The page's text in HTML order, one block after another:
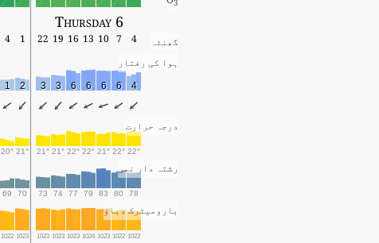
3
Thursday 6
گھنٹہ 4
7
10
13
16
19
22
1
4
ہوا کی رفتار
4
6
6
6
6
3
3
2
1
درجہ حرارت
22°
22°
21°
22°
22°
21°
21°
21°
20°
رشتہ دار نمی
78
80
83
79
77
74
73
70
69
بارومیٹرک دباؤ
1022
1022
1023
1024
1023
1023
1023
1023
1022